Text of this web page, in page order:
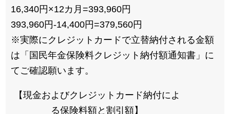
16,340円×12カ月=393,960円
393,960円-14,400円=379,560円
※実際にクレジットカードで立替納付される金額
は「国民年金保険料クレジット納付額通知書」に
てご確認願います。
【現金およびクレジットカード納付によ
る保険料額と割引額】